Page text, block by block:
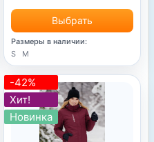
Выбрать
Размеры в наличии:
S
M
-42%
Хит!
Новинка